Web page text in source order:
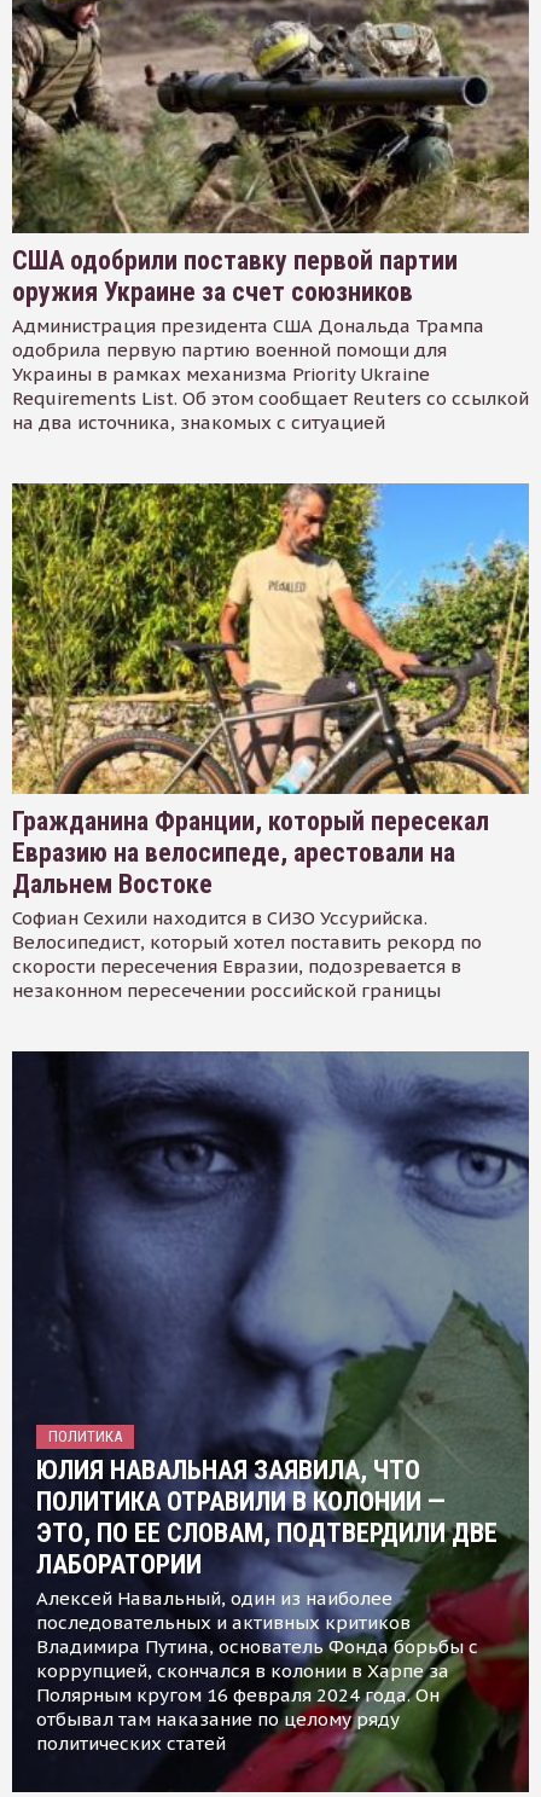
США одобрили поставку первой партии
оружия Украине за счет союзников
Администрация президента США Дональда Трампа
одобрила первую партию военной помощи для
Украины в рамках механизма Priority Ukraine
Requirements List. Об этом сообщает Reuters со ссылкой
на два источника, знакомых с ситуацией
Гражданина Франции, который пересекал
Евразию на велосипеде, арестовали на
Дальнем Востоке
Софиан Сехили находится в СИЗО Уссурийска.
Велосипедист, который хотел поставить рекорд по
скорости пересечения Евразии, подозревается в
незаконном пересечении российской границы
ПОЛИТИКА
ЮЛИЯ НАВАЛЬНАЯ ЗАЯВИЛА, ЧТО
ПОЛИТИКА ОТРАВИЛИ В КОЛОНИИ —
ЭТО, ПО ЕЕ СЛОВАМ, ПОДТВЕРДИЛИ ДВЕ
ЛАБОРАТОРИИ
Алексей Навальный, один из наиболее
последовательных и активных критиков
Владимира Путина, основатель Фонда борьбы с
коррупцией, скончался в колонии в Харпе за
Полярным кругом 16 февраля 2024 года. Он
отбывал там наказание по целому ряду
политических статей